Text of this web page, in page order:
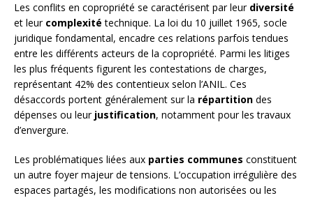
Les conflits en copropriété se caractérisent par leur diversité
et leur complexité technique. La loi du 10 juillet 1965, socle
juridique fondamental, encadre ces relations parfois tendues
entre les différents acteurs de la copropriété. Parmi les litiges
les plus fréquents figurent les contestations de charges,
représentant 42% des contentieux selon l’ANIL. Ces
désaccords portent généralement sur la répartition des
dépenses ou leur justification, notamment pour les travaux
d’envergure.
Les problématiques liées aux parties communes constituent
un autre foyer majeur de tensions. L’occupation irrégulière des
espaces partagés, les modifications non autorisées ou les